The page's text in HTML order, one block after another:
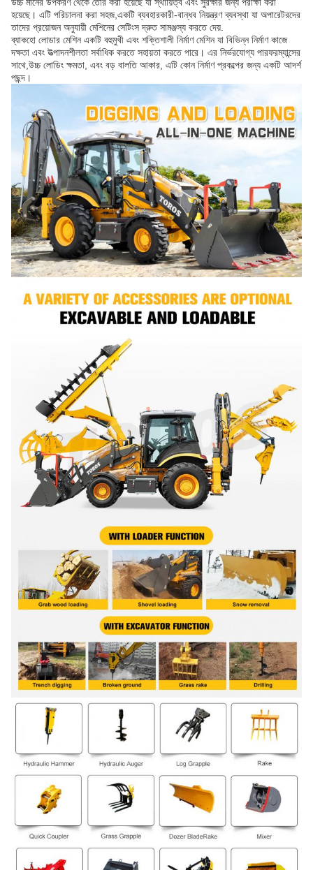
হয়েছে। এটি পরিচালনা করা সহজ,একটি ব্যবহারকারী-বান্ধব নিয়ন্ত্রণ ব্যবস্থা যা অপারেটরদের
তাদের প্রয়োজন অনুযায়ী মেশিনের সেটিংস দ্রুত সামঞ্জস্য করতে দেয়.
ব্যাকহো লোডার মেশিন একটি বহুমুখী এবং শক্তিশালী নির্মাণ মেশিন যা বিভিন্ন নির্মাণ কাজে
দক্ষতা এবং উত্পাদনশীলতা সর্বাধিক করতে সহায়তা করতে পারে। এর নির্ভরযোগ্য পারফরম্যান্সের
সাথে,উচ্চ লোডিং ক্ষমতা, এবং বড় বালতি আকার, এটি কোন নির্মাণ প্রকল্পের জন্য একটি আদর্শ
পছন্দ।